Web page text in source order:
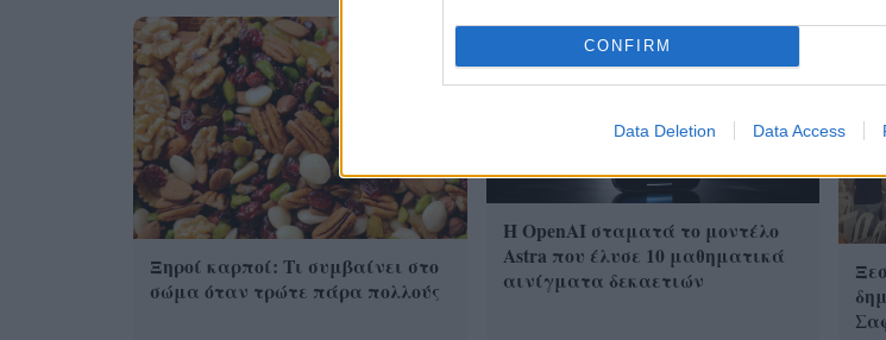
CONFIRM
Data Deletion Data Access
Ξηροί καρποί: Τι συμβαίνει στο
σώμα όταν τρώτε πάρα πολλούς
Η OpenAI σταματά το μοντέλο
Astra που έλυσε 10 μαθηματικά
αινίγματα δεκαετιών